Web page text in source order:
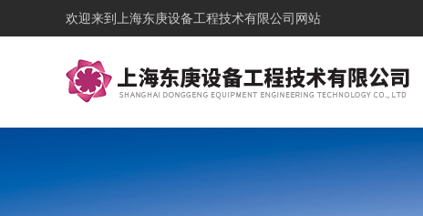
欢迎来到 上海东庚设备工程技术有限公司网站